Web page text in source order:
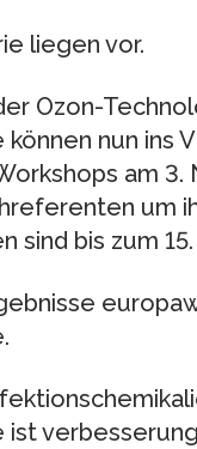
liegen vor.
Ozon-
nun ins
am
um
sind bis zum